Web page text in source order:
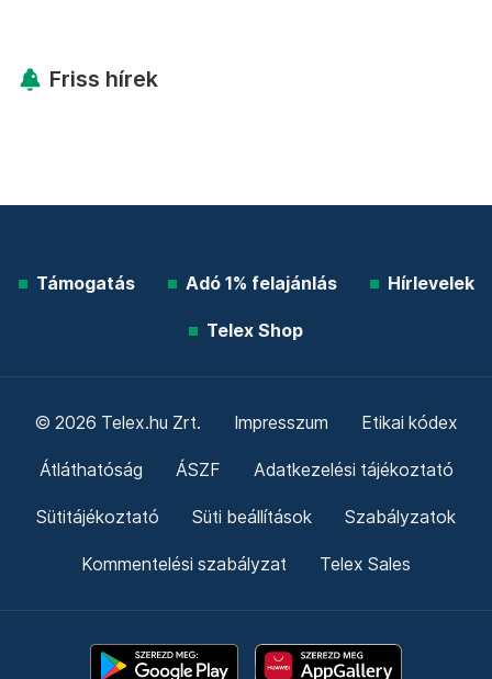
Friss hírek
Támogatás Adó 1% felajánlás Hírlevelek
Telex Shop
© 2026 Telex.hu Zrt. Impresszum Etikai kódex
Átláthatóság ÁSZF Adatkezelési tájékoztató
Sütitájékoztató Süti beállítások Szabályzatok
Kommentelési szabályzat Telex Sales